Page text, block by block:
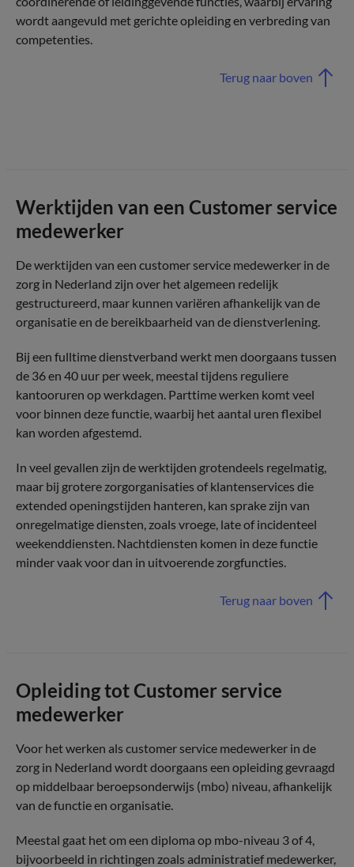
wordt aangevuld met gerichte opleiding en verbreding van
competenties.
Terug naar boven
Werktijden van een Customer service
medewerker
De werktijden van een customer service medewerker in de
zorg in Nederland zijn over het algemeen redelijk
gestructureerd, maar kunnen variëren afhankelijk van de
organisatie en de bereikbaarheid van de dienstverlening.
Bij een fulltime dienstverband werkt men doorgaans tussen
de 36 en 40 uur per week, meestal tijdens reguliere
kantooruren op werkdagen. Parttime werken komt veel
voor binnen deze functie, waarbij het aantal uren flexibel
kan worden afgestemd.
In veel gevallen zijn de werktijden grotendeels regelmatig,
maar bij grotere zorgorganisaties of klantenservices die
extended openingstijden hanteren, kan sprake zijn van
onregelmatige diensten, zoals vroege, late of incidenteel
weekenddiensten. Nachtdiensten komen in deze functie
minder vaak voor dan in uitvoerende zorgfuncties.
Terug naar boven
Opleiding tot Customer service
medewerker
Voor het werken als customer service medewerker in de
zorg in Nederland wordt doorgaans een opleiding gevraagd
op middelbaar beroepsonderwijs (mbo) niveau, afhankelijk
van de functie en organisatie.
Meestal gaat het om een diploma op mbo-niveau 3 of 4,
bijvoorbeeld in richtingen zoals administratief medewerker,